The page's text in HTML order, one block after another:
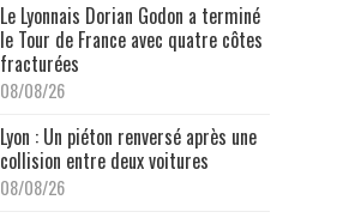
Le Lyonnais Dorian Godon a terminé
le Tour de France avec quatre côtes
fracturées
08/08/26
Lyon : Un piéton renversé après une
collision entre deux voitures
08/08/26